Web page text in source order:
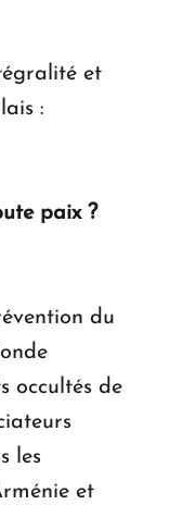
et
:
paix ?
du
occultés de
les
et